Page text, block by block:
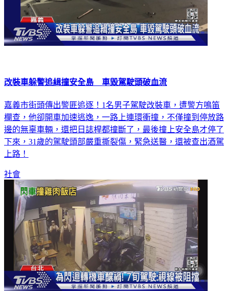
改裝車躲警追緝撞安全島 車毀駕駛頭破血流
嘉義市街頭傳出警匪追逐！1名男子駕駛改裝車，遭警方鳴笛
欄查，他卻開車加速逃逸，一路上連環衝撞，不僅撞到停放路
邊的無辜車輛，還把日誌桿都撞斷了，最後撞上安全島才停了
下來，31歲的駕駛頭部嚴重撕裂傷，緊急送醫，還被查出酒駕
上路！
社會